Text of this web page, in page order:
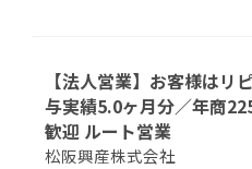
【法人営業】お客様はリ
与実績5.0ヶ月分／年商
歓迎 ルート営業
松阪興産株式会社